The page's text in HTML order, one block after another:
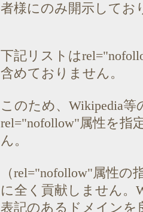
者様にのみ開示してお
下記リストは
含めておりません。
このため、Wikipedia
rel="nofollow"属性を指
ん。
（rel="nofollow"属性
に全く貢献しません。
表記のあるドメインを